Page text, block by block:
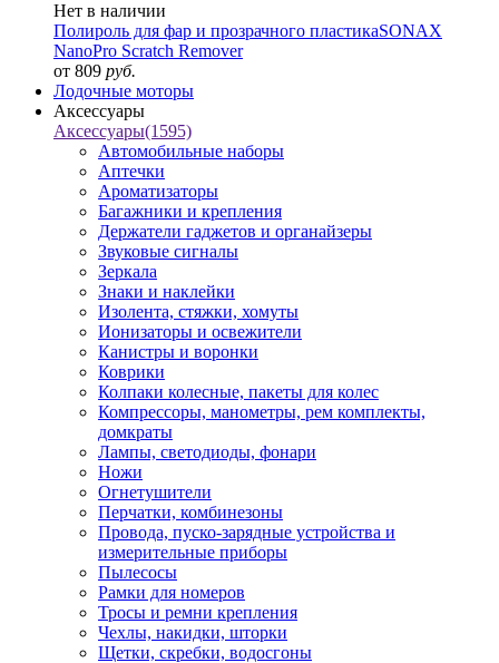
Нет в наличии
Полироль для фар и прозрачного пластикаSONAX
NanoPro Scratch Remover
от 809 руб.
Лодочные моторы
Аксессуары
Аксессуары(1595)
Автомобильные наборы
Аптечки
Ароматизаторы
Багажники и крепления
Держатели гаджетов и органайзеры
Звуковые сигналы
Зеркала
Знаки и наклейки
Изолента, стяжки, хомуты
Ионизаторы и освежители
Канистры и воронки
Коврики
Колпаки колесные, пакеты для колес
Компрессоры, манометры, рем комплекты,
домкраты
Лампы, светодиоды, фонари
Ножи
Огнетушители
Перчатки, комбинезоны
Провода, пуско-зарядные устройства и
измерительные приборы
Пылесосы
Рамки для номеров
Тросы и ремни крепления
Чехлы, накидки, шторки
Щетки, скребки, водосгоны